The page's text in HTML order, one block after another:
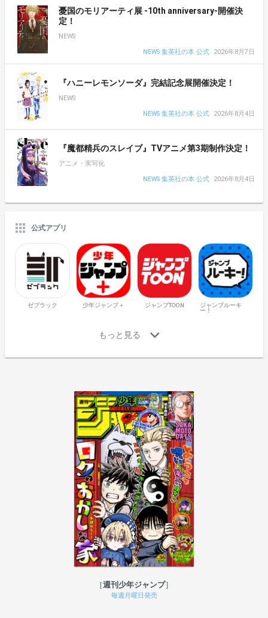
憂国のモリアーティ展 -10th anniversary-開催決
定！
NEWS
NEWS 集英社の本 公式
2026年8月7日
『ハニーレモンソーダ』完結記念展開催決定！
NEWS
NEWS 集英社の本 公式
2026年8月4日
『魔都精兵のスレイブ』TVアニメ第3期制作決定！
アニメ・実写化
NEWS 集英社の本 公式
2026年8月4日
公式アプリ
ゼブラック 少年ジャンプ＋ ジャンプTOON
ジャンプルーキ
ー！
週刊少年ジャンプ
毎週月曜日発売